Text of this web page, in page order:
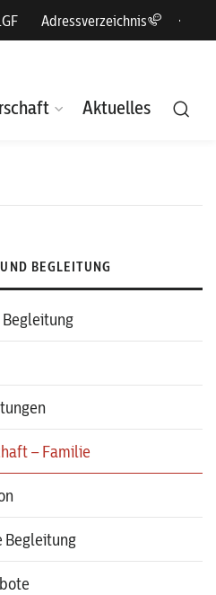
Adressverzeichnis
Aktuelles
BEGLEITUNG
Begleitung
– Familie
Begleitung